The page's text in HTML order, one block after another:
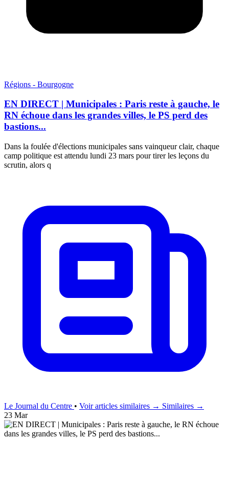
Régions - Bourgogne
EN DIRECT | Municipales : Paris reste à gauche, le
RN échoue dans les grandes villes, le PS perd des
bastions...
Dans la foulée d'élections municipales sans vainqueur clair, chaque
camp politique est attendu lundi 23 mars pour tirer les leçons du
scrutin, alors q
Le Journal du Centre • Voir articles similaires → Similaires →
23 Mar